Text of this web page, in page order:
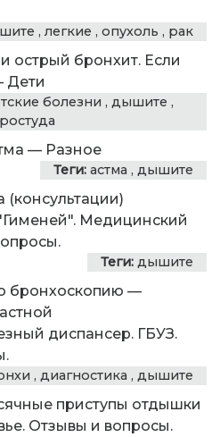
, легкие , опухоль , рак
острый бронхит. Если
Дети
болезни , дышите ,
— Разное
Теги: астма , дышите
(консультации)
Медицинский
Теги: дышите
бронхоскопию —
диспансер. ГБУЗ.
, диагностика , дышите
приступы отдышки
Отзывы и вопросы.